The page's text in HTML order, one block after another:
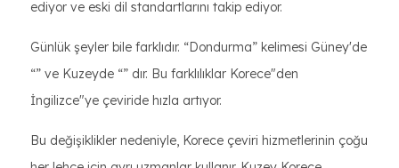
ediyor ve eski dil standartlarını takip ediyor.
Günlük şeyler bile farklıdır. “Dondurma” kelimesi Güney'de
“” ve Kuzeyde “” dır. Bu farklılıklar Korece"den
İngilizce"ye çeviride hızla artıyor.
Bu değişiklikler nedeniyle, Korece çeviri hizmetlerinin çoğu